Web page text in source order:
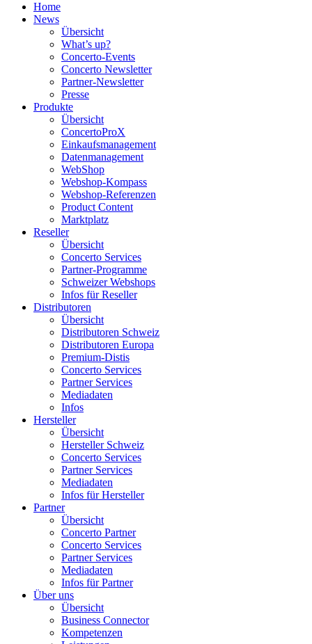
Home
News
Übersicht
What’s up?
Concerto-Events
Concerto Newsletter
Partner-Newsletter
Presse
Produkte
Übersicht
ConcertoProX
Einkaufsmanagement
Datenmanagement
WebShop
Webshop-Kompass
Webshop-Referenzen
Product Content
Marktplatz
Reseller
Übersicht
Concerto Services
Partner-Programme
Schweizer Webshops
Infos für Reseller
Distributoren
Übersicht
Distributoren Schweiz
Distributoren Europa
Premium-Distis
Concerto Services
Partner Services
Mediadaten
Infos
Hersteller
Übersicht
Hersteller Schweiz
Concerto Services
Partner Services
Mediadaten
Infos für Hersteller
Partner
Übersicht
Concerto Partner
Concerto Services
Partner Services
Mediadaten
Infos für Partner
Über uns
Übersicht
Business Connector
Kompetenzen